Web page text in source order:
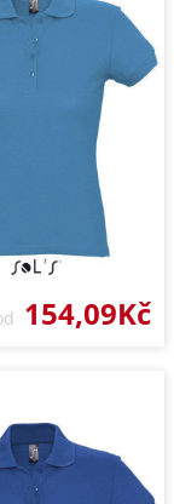
154,09Kč